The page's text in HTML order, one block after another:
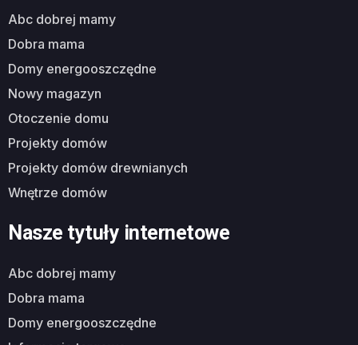
abc dobrej mamy
dobra mama
domy energooszczędne
nowy magazyn
otoczenie domu
projekty domów
projekty domów drewnianych
wnętrze domów
Nasze tytuły internetowe
abc dobrej mamy
dobra mama
domy energooszczędne